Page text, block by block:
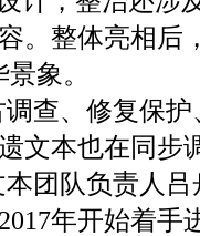
。整体亮相后
象。
查、修复保
文本也在同步
团队负责人
年开始着手